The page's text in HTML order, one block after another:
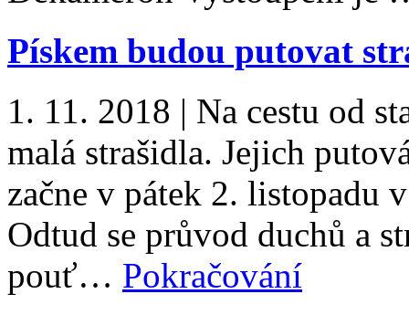
Pískem budou putovat
1. 11. 2018 | Na cestu od
malá strašidla. Jejich
začne v pátek 2. listopadu
Odtud se průvod duchů a
pouť… Pokračování